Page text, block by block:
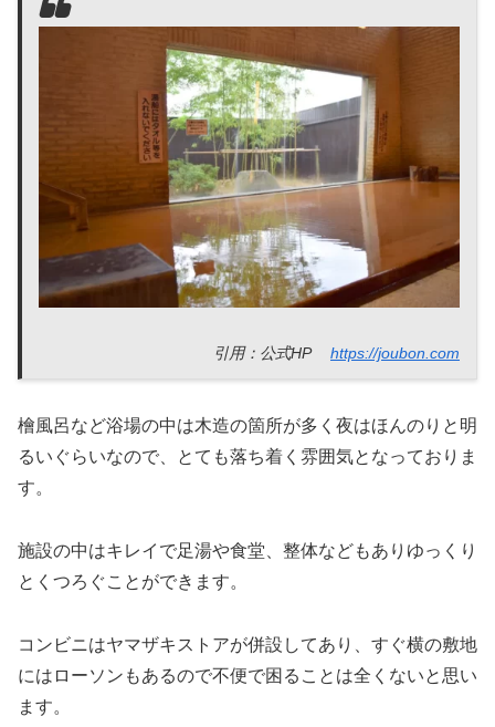
引用：公式HP https://joubon.com
檜風呂など浴場の中は木造の箇所が多く夜はほんのりと明
るいぐらいなので、とても落ち着く雰囲気となっておりま
す。
施設の中はキレイで足湯や食堂、整体などもありゆっくり
とくつろぐことができます。
コンビニはヤマザキストアが併設してあり、すぐ横の敷地
にはローソンもあるので不便で困ることは全くないと思い
ます。